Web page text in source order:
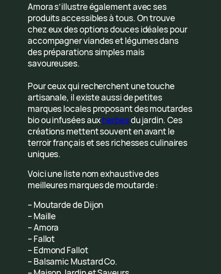
Amora s’illustre également avec ses
produits accessibles à tous. On trouve
chez eux des options douces idéales pour
accompagner viandes et légumes dans
des préparations simples mais
savoureuses.
Pour ceux qui recherchent une touche
artisanale, il existe aussi de petites
marques locales proposant des moutardes
bio ou infusées auxherbesdu jardin. Ces
créations mettent souvent en avant le
terroir français et ses richesses culinaires
uniques.
Voici une liste nom exhaustive des
meilleures marques de moutarde :
– Moutarde de Dijon
– Maille
– Amora
– Fallot
– Edmond Fallot
– Balsamic Mustard Co.